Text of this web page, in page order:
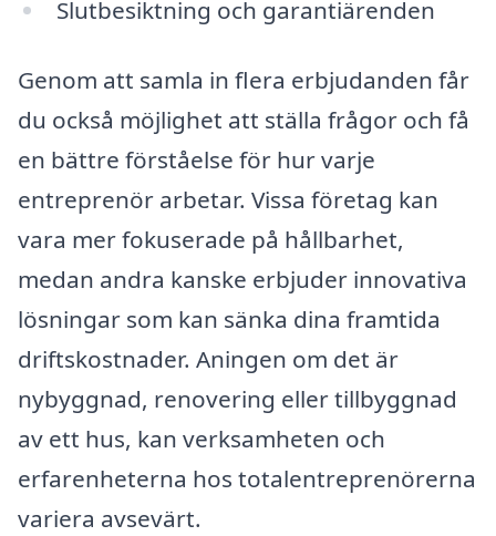
Slutbesiktning och garantiärenden
Genom att samla in flera erbjudanden får
du också möjlighet att ställa frågor och få
en bättre förståelse för hur varje
entreprenör arbetar. Vissa företag kan
vara mer fokuserade på hållbarhet,
medan andra kanske erbjuder innovativa
lösningar som kan sänka dina framtida
driftskostnader. Aningen om det är
nybyggnad, renovering eller tillbyggnad
av ett hus, kan verksamheten och
erfarenheterna hos totalentreprenörerna
variera avsevärt.